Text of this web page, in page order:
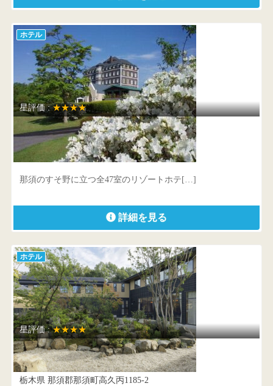
ホテル
星評価 :★★★★
ウェルネスの森 那須
栃木県 那須郡那須町高久甲6437
那須のすそ野に立つ全47室のリゾートホテ[…]
詳細を見る
ホテル
星評価 :★★★★
ホテル四季の館那須
栃木県 那須郡那須町高久丙1185-2